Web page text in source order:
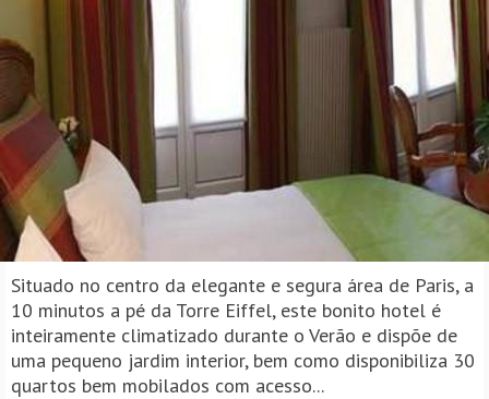
Situado no centro da elegante e segura área de Paris, a
10 minutos a pé da Torre Eiffel, este bonito hotel é
inteiramente climatizado durante o Verão e dispõe de
uma pequeno jardim interior, bem como disponibiliza 30
quartos bem mobilados com acesso...